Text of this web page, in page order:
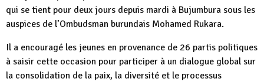
qui se tient pour deux jours depuis mardi à Bujumbura sous les
auspices de l’Ombudsman burundais Mohamed Rukara.
Il a encouragé les jeunes en provenance de 26 partis politiques
à saisir cette occasion pour participer à un dialogue global sur
la consolidation de la paix, la diversité et le processus